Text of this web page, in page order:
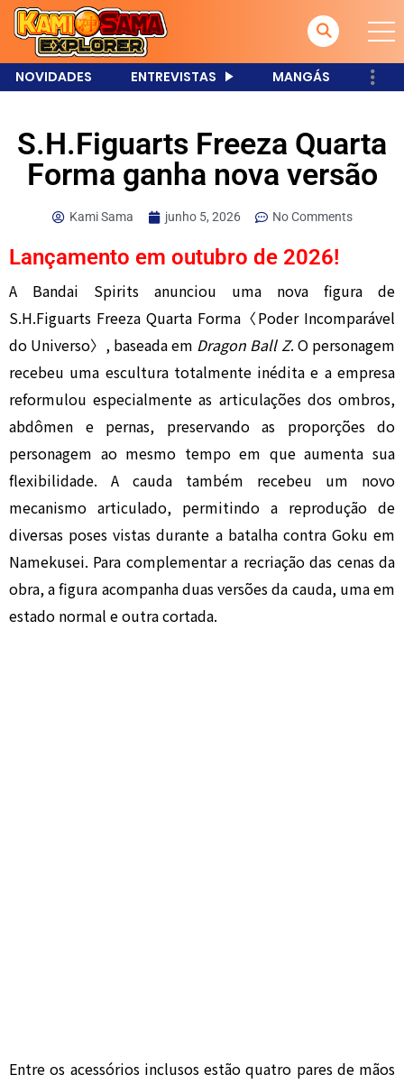
NOVIDADES ENTREVISTAS MANGÁS
S.H.Figuarts Freeza Quarta
Forma ganha nova versão
Kami Sama junho 5, 2026 No Comments
Lançamento em outubro de 2026!
A Bandai Spirits anunciou uma nova figura de
S.H.Figuarts Freeza Quarta Forma〈Poder Incomparável
do Universo〉, baseada em Dragon Ball Z. O personagem
recebeu uma escultura totalmente inédita e a empresa
reformulou especialmente as articulações dos ombros,
abdômen e pernas, preservando as proporções do
personagem ao mesmo tempo em que aumenta sua
flexibilidade. A cauda também recebeu um novo
mecanismo articulado, permitindo a reprodução de
diversas poses vistas durante a batalha contra Goku em
Namekusei. Para complementar a recriação das cenas da
obra, a figura acompanha duas versões da cauda, uma em
estado normal e outra cortada.
Entre os acessórios inclusos estão quatro pares de mãos